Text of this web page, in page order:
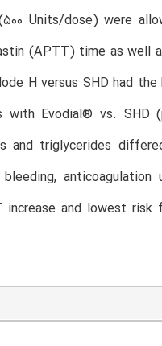
Units/dose) were
(APTT) time as well
H versus SHD had
with Evodial® vs. SHD
and triglycerides
anticoagulation
and lowest risk